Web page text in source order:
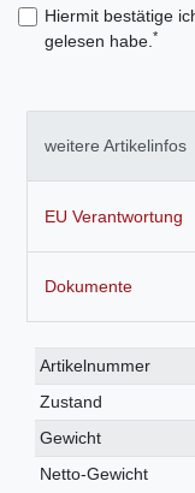
Hiermit bestätige
gelesen habe. *
weitere Artikelinfos
EU Verantwortung
Dokumente
Technisches
Merkmal
Wert
Artikelnummer
Zustand
Gewicht
Netto-Gewicht